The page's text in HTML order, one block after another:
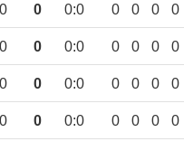
0 0 0:0 0 0 0 0
0 0 0:0 0 0 0 0
0 0 0:0 0 0 0 0
0 0 0:0 0 0 0 0